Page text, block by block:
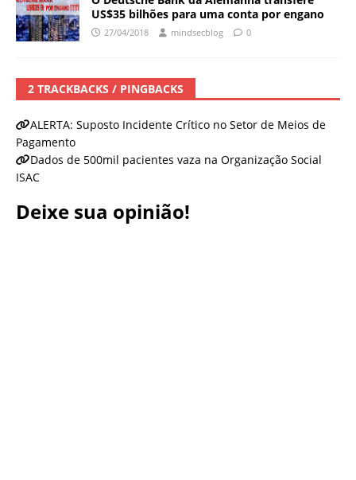
US$35 bilhões para uma conta por engano
27/04/2018 mindsecblog 0
2 TRACKBACKS / PINGBACKS
ALERTA: Suposto Incidente Crítico no Setor de Meios de
Pagamento
Dados de 500mil pacientes vaza na Organização Social
ISAC
Deixe sua opinião!